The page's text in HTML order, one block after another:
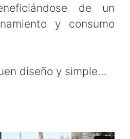
de un
y consumo
diseño y simple…